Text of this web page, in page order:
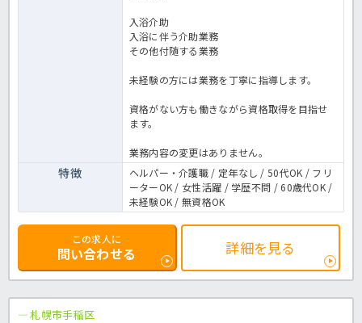
入浴介助
入浴に伴う介助業務
その他付随する業務
未経験の方には業務を丁寧に指導します。
資格がない方も働きながら資格取得を目指せ
ます。
業務内容の変更はありません。
特徴
ヘルパー・介護職 / 定年なし / 50代OK / フリ
ーターOK / 女性活躍 / 学歴不問 / 60歳代OK /
未経験OK / 無資格OK
この求人に
問い合わせる 詳細を見る
札幌市手稲区